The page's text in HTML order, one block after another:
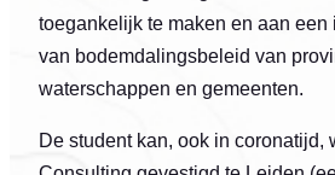
toegankelijk te maken en aan een
van bodemdalingsbeleid van
waterschappen en gemeenten.
De student kan, ook in coronatijd,